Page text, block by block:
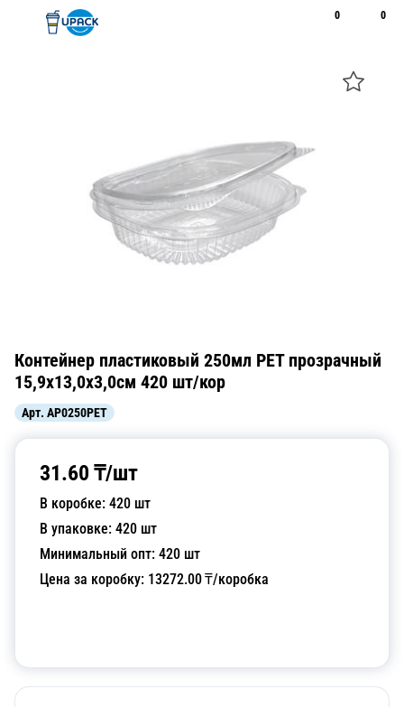
0 0
Контейнер пластиковый 250мл PET прозрачный
15,9х13,0х3,0см 420 шт/кор
Арт. AP0250PET
31.60 ₸/шт
В коробке: 420 шт
В упаковке: 420 шт
Минимальный опт: 420 шт
Цена за коробку: 13272.00₸/коробка